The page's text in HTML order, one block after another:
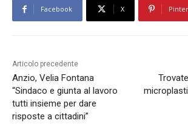
Facebook X
Articolo precedente
Anzio, Velia Fontana
“Sindaco e giunta al lavoro
tutti insieme per dare
risposte a cittadini”